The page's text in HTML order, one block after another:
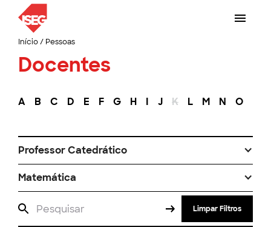
Início/ Pessoas
Docentes
A B C D E F G H I J K L M N O
Professor Catedrático
Matemática
Limpar Filtros